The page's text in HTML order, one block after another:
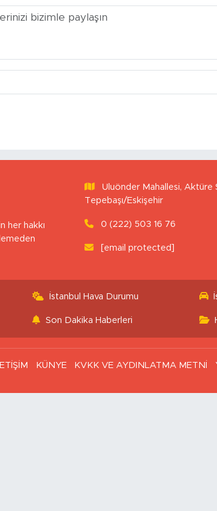
her hakkı
Uluönder Mahallesi, Aktüre
Tepebaşı/Eskişehir
0 (222) 503 16 76
[email protected]
İstanbul Hava Durumu
Son Dakika Haberleri
KÜNYE KVKK VE AYDINLATMA METNİ